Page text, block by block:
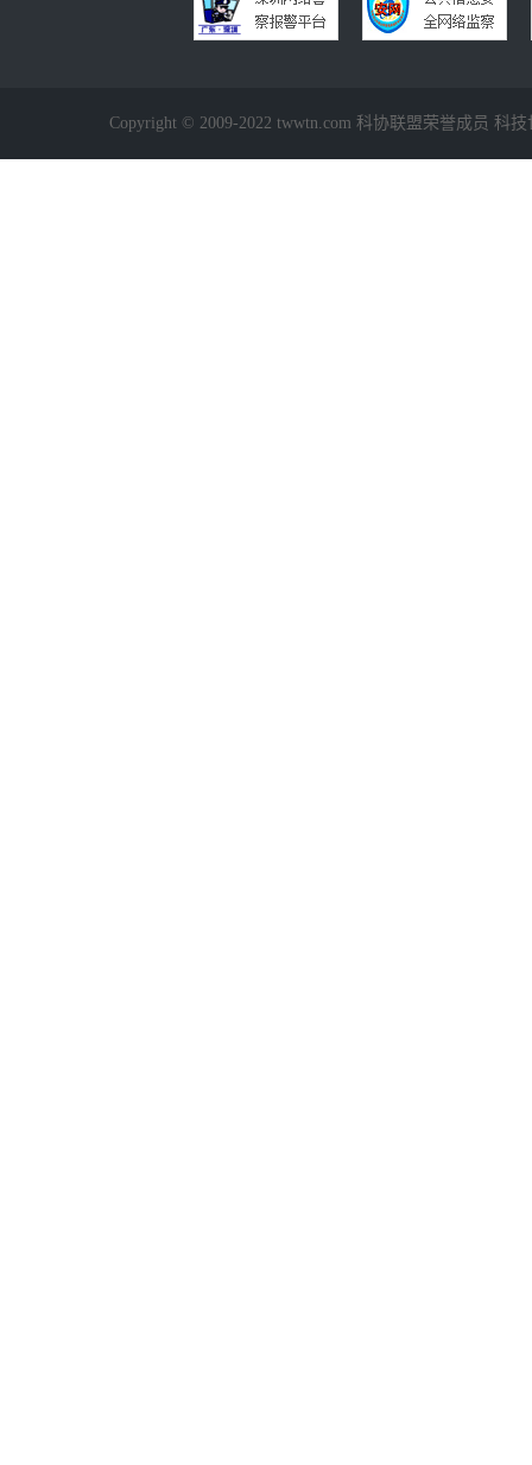
Copyright © 2009-2022 twwtn.com 科协联盟荣誉成员 科